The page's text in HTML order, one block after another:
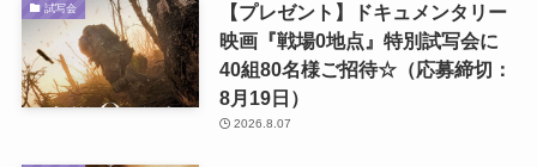
試写会
【プレゼント】ドキュメンタリー
映画『戦場0地点』特別試写会に
40組80名様ご招待☆（応募締切：
8月19日）
2026.8.07